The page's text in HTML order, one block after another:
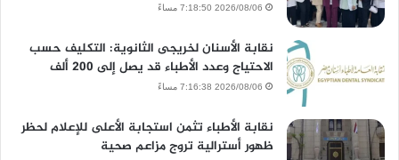
2026/08/06 7:18:50 مساءً
نقابة الأسنان لخريجى الثانوية: التكليف حسب
الاحتياج وعدد الأطباء قد يصل إلى 200 ألف
2026/08/06 7:16:38 مساءً
نقابة الأطباء تثمن استجابة الأعلى للإعلام لحظر
ظهور أسترالية تروج مزاعم صحية